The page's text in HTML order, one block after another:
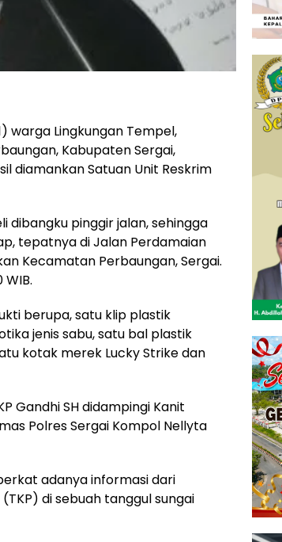
warga Lingkungan Tempel,
Kabupaten Sergai,
diamankan Satuan Unit Reskrim
dibangku pinggir jalan, sehingga
tepatnya di Jalan Perdamaian
Kecamatan Perbaungan, Sergai.
berupa, satu klip plastik
jenis sabu, satu bal plastik
kotak merek Lucky Strike dan
Gandhi SH didampingi Kanit
Polres Sergai Kompol Nellyta
adanya informasi dari
di sebuah tanggul sungai